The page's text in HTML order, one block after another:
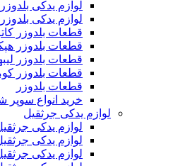
لوازم یدکی
لوازم یدکی بلدوزر
قطعات بلدوزر
قطعات بلدوزر
قطعات بلدوزر
قطعات بلدوزر
قطعات بلدوزر
خرید انواع سوپر
لوازم یدکی جرثقیل
لوازم یدکی جرثقیل
لوازم یدکی
لوازم یدکی